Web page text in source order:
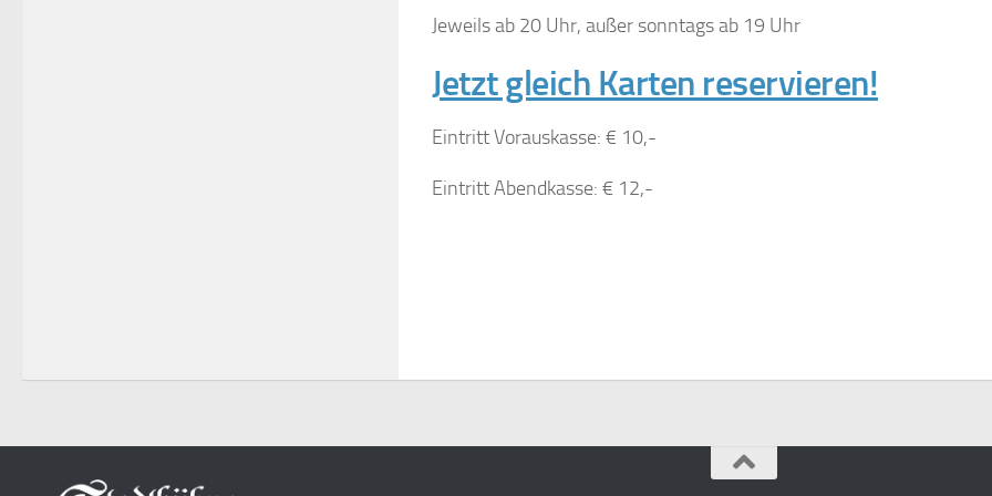
Jeweils ab 20 Uhr, außer sonntags ab 19 Uhr
Jetzt gleich Karten reservieren!
Eintritt Vorauskasse: € 10,-
Eintritt Abendkasse: € 12,-